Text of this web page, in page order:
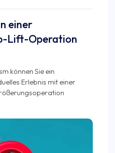
einer
Lift-Operation
können Sie ein
Erlebnis mit einer